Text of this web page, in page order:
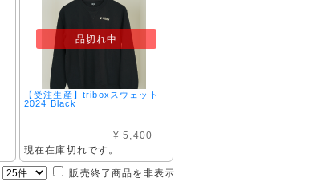
品切れ中
【受注生産】triboxスウェット
2024 Black
¥ 5,400
現在在庫切れです。
販売終了商品を非表示